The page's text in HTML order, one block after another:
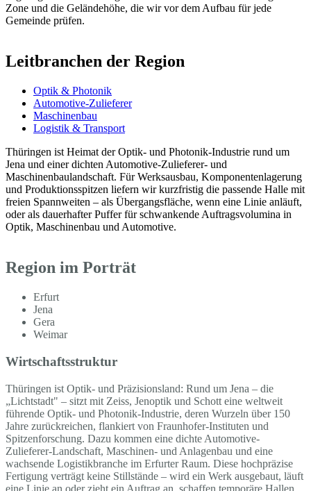
Zone und die Geländehöhe, die wir vor dem Aufbau für jede
Gemeinde prüfen.
Leitbranchen der Region
Optik & Photonik
Automotive-Zulieferer
Maschinenbau
Logistik & Transport
Thüringen ist Heimat der Optik- und Photonik-Industrie rund um
Jena und einer dichten Automotive-Zulieferer- und
Maschinenbaulandschaft. Für Werksausbau, Komponentenlagerung
und Produktionsspitzen liefern wir kurzfristig die passende Halle mit
freien Spannweiten – als Übergangsfläche, wenn eine Linie anläuft,
oder als dauerhafter Puffer für schwankende Auftragsvolumina in
Optik, Maschinenbau und Automotive.
Region im Porträt
Erfurt
Jena
Gera
Weimar
Wirtschaftsstruktur
Thüringen ist Optik- und Präzisionsland: Rund um Jena – die
„Lichtstadt" – sitzt mit Zeiss, Jenoptik und Schott eine weltweit
führende Optik- und Photonik-Industrie, deren Wurzeln über 150
Jahre zurückreichen, flankiert von Fraunhofer-Instituten und
Spitzenforschung. Dazu kommen eine dichte Automotive-
Zulieferer-Landschaft, Maschinen- und Anlagenbau und eine
wachsende Logistikbranche im Erfurter Raum. Diese hochpräzise
Fertigung verträgt keine Stillstände – wird ein Werk ausgebaut, läuft
eine Linie an oder zieht ein Auftrag an, schaffen temporäre Hallen